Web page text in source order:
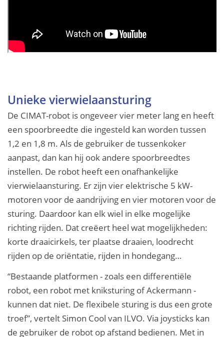
Unieke vierwielaansturing
De CIMAT-robot is ongeveer vier meter lang en heeft
een spoorbreedte die ingesteld kan worden tussen
1,2 en 1,8 m. Als de gebruiker de tussenkoker
aanpast, dan kan hij ook andere spoorbreedtes
instellen. De robot heeft een onafhankelijke
vierwielaansturing. Er zijn vier elektrische 5 kW-
motoren voor de aandrijving en vier motoren voor de
sturing. Daardoor kan elk wiel in elke mogelijke
richting rijden. Dat creëert heel wat mogelijkheden:
korte draaicirkels, ter plaatse draaien, loodrecht
rijden op de oriëntatie, rijden in hondegang…
“Bestaande platformen - zoals een differentiële
robot, een robot met kniksturing of Ackermann -
kunnen dat niet. De flexibele sturing is dus een grote
troef”, vertelt Simon Cool van ILVO. Via joysticks kan
de gebruiker de robot op afstand bedienen. Met in